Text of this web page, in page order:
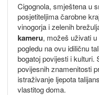
Cigognola, smještena u
posjetiteljima čarobne
vinogorja i zelenih
kameru, možeš uživati
pogledu na ovu idiličnu
bogatoj povijesti i kulturi.
povijesnih znamenitosti
istraživanje ljepota
vlastitog doma.